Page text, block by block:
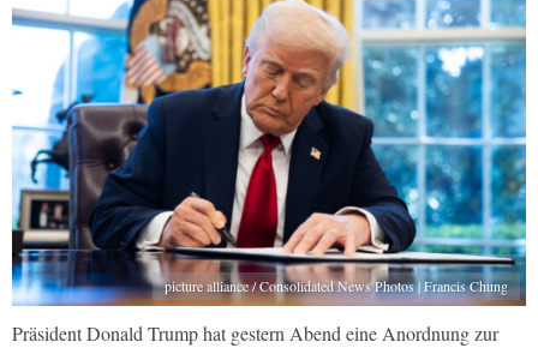
picture alliance / Consolidated News Photos | Francis Chung
Präsident Donald Trump hat gestern Abend eine Anordnung zur